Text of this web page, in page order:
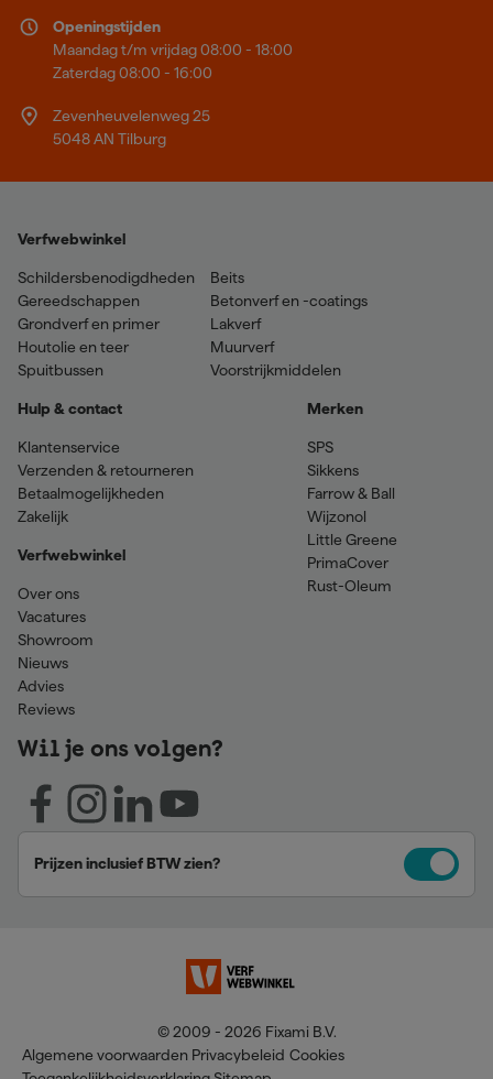
Openingstijden
Maandag t/m vrijdag 08:00 - 18:00
Zaterdag 08:00 - 16:00
Zevenheuvelenweg 25
5048 AN Tilburg
Verfwebwinkel
Schildersbenodigdheden
Gereedschappen
Grondverf en primer
Houtolie en teer
Spuitbussen
Beits
Betonverf en -coatings
Lakverf
Muurverf
Voorstrijkmiddelen
Hulp & contact
Klantenservice
Verzenden & retourneren
Betaalmogelijkheden
Zakelijk
Verfwebwinkel
Over ons
Vacatures
Showroom
Nieuws
Advies
Reviews
Merken
SPS
Sikkens
Farrow & Ball
Wijzonol
Little Greene
PrimaCover
Rust-Oleum
Wil je ons volgen?
Prijzen inclusief BTW zien?
© 2009 - 2026 Fixami B.V.
Algemene voorwaarden Privacybeleid Cookies